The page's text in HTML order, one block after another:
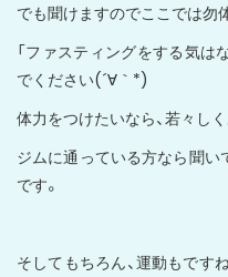
でも聞けますのでここでは勿
「ファスティングをする気は
でください(´∀｀*)
体力をつけたいなら、若々し
ジムに通っている方なら聞い
です。
そしてもちろん、運動もです